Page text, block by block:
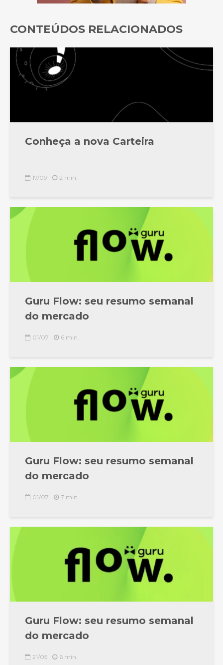
CONTEÚDOS RELACIONADOS
Conheça a nova Carteira
17/09 2 min.
Guru Flow: seu resumo semanal
do mercado
01/07 6 min.
Guru Flow: seu resumo semanal
do mercado
01/07 7 min.
Guru Flow: seu resumo semanal
do mercado
21/05 6 min.